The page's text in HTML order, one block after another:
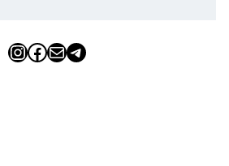
InstagramFacebook Email Telegram